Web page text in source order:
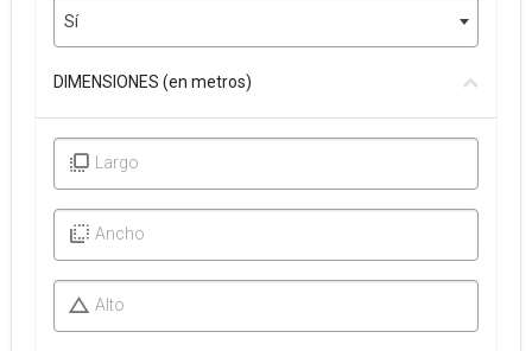
Sí
DIMENSIONES (en metros)
Largo
Ancho
Alto